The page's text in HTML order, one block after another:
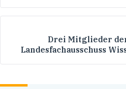
Drei Mitglieder
Landesfachausschuss